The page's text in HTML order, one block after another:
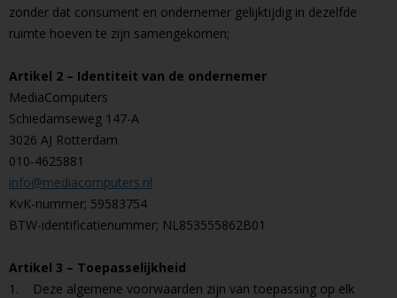
zonder dat consument en ondernemer gelijktijdig in dezelfde
ruimte hoeven te zijn samengekomen;
Artikel 2 – Identiteit van de ondernemer
MediaComputers
Schiedamseweg 147-A
3026 AJ Rotterdam
010-4625881
info@mediacomputers.nl
KvK-nummer; 59583754
BTW-identificatienummer; NL853555862B01
Artikel 3 – Toepasselijkheid
1. Deze algemene voorwaarden zijn van toepassing op elk